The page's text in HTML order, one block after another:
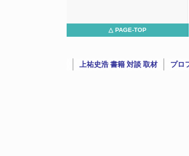
△ PAGE-TOP
上祐史浩 書籍 対談 取材 プロ